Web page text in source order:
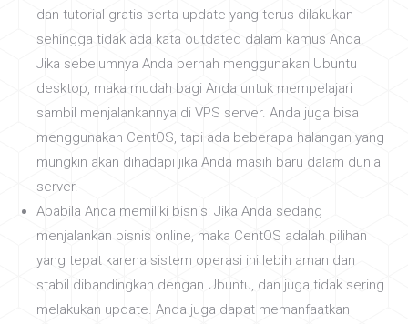
dan tutorial gratis serta update yang terus dilakukan
sehingga tidak ada kata outdated dalam kamus Anda.
Jika sebelumnya Anda pernah menggunakan Ubuntu
desktop, maka mudah bagi Anda untuk mempelajari
sambil menjalankannya di VPS server. Anda juga bisa
menggunakan CentOS, tapi ada beberapa halangan yang
mungkin akan dihadapi jika Anda masih baru dalam dunia
server.
Apabila Anda memiliki bisnis: Jika Anda sedang
menjalankan bisnis online, maka CentOS adalah pilihan
yang tepat karena sistem operasi ini lebih aman dan
stabil dibandingkan dengan Ubuntu, dan juga tidak sering
melakukan update. Anda juga dapat memanfaatkan